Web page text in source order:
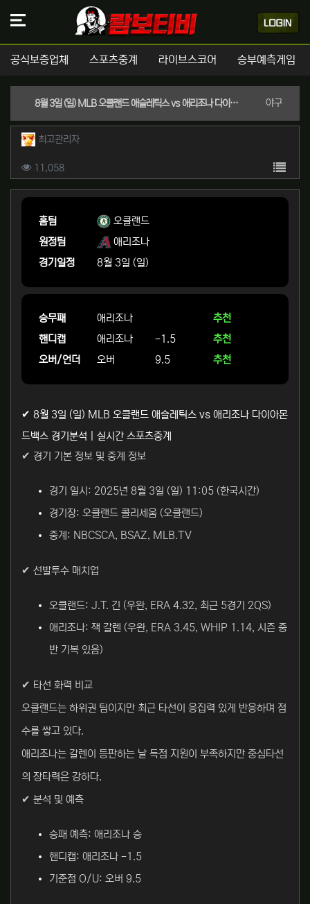
공식보증업체 스포츠중계 라이브스코어 승부예측게임
8월 3일 (일) MLB 오클랜드 애슬레틱스 vs 애리조나 다이아몬드백스 경기분석 | 실시간 스포츠중계 야구분류
작성자 정보
최고관리자작성
컨텐츠 정보
11,058조회 목록
본문
홈팀
오클랜드
원정팀
애리조나
경기일정
8월 3일 (일)
승무패 애리조나
추천
핸디캡
애리조나 -1.5
추천
오버/언더
오버 9.5 추천
✔ 8월 3일 (일) MLB 오클랜드 애슬레틱스 vs 애리조나 다이아몬
드백스 경기분석 | 실시간 스포츠중계
✔ 경기 기본 정보 및 중계 정보
경기 일시: 2025년 8월 3일 (일) 11:05 (한국시간)
경기장: 오클랜드 콜리세움 (오클랜드)
중계: NBCSCA, BSAZ, MLB.TV
✔ 선발투수 매치업
오클랜드: J.T. 긴 (우완, ERA 4.32, 최근 5경기 2QS)
애리조나: 잭 갈렌 (우완, ERA 3.45, WHIP 1.14, 시즌 중
반 기복 있음)
✔ 타선 화력 비교
오클랜드는 하위권 팀이지만 최근 타선이 응집력 있게 반응하며 점
수를 쌓고 있다.
애리조나는 갈렌이 등판하는 날 득점 지원이 부족하지만 중심타선
의 장타력은 강하다.
✔ 분석 및 예측
승패 예측: 애리조나 승
핸디캡: 애리조나 -1.5
기준점 O/U: 오버 9.5